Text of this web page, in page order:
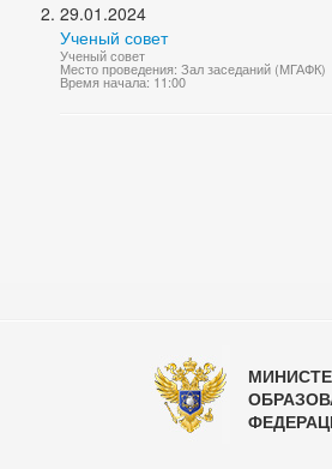
29.01.2024
Ученый совет
Ученый совет
Место проведения: Зал заседаний (МГАФК)
Время начала: 11:00